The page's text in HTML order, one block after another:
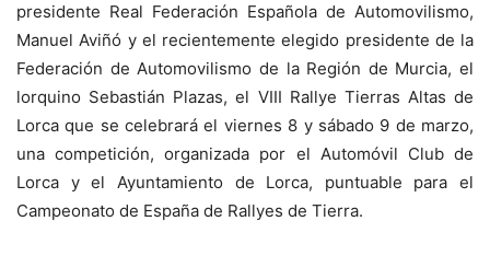
presidente Real Federación Española de Automovilismo,
Manuel Aviñó y el recientemente elegido presidente de la
Federación de Automovilismo de la Región de Murcia, el
lorquino Sebastián Plazas, el VIII Rallye Tierras Altas de
Lorca que se celebrará el viernes 8 y sábado 9 de marzo,
una competición, organizada por el Automóvil Club de
Lorca y el Ayuntamiento de Lorca, puntuable para el
Campeonato de España de Rallyes de Tierra.